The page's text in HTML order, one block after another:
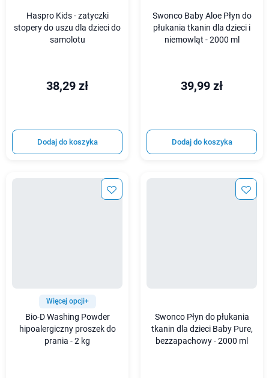
Haspro Kids - zatyczki
stopery do uszu dla dzieci do
samolotu
38,29 zł
Dodaj do koszyka
Swonco Baby Aloe Płyn do
płukania tkanin dla dzieci i
niemowląt - 2000 ml
39,99 zł
Dodaj do koszyka
Więcej opcji+
Bio-D Washing Powder
hipoalergiczny proszek do
prania - 2 kg
Swonco Płyn do płukania
tkanin dla dzieci Baby Pure,
bezzapachowy - 2000 ml